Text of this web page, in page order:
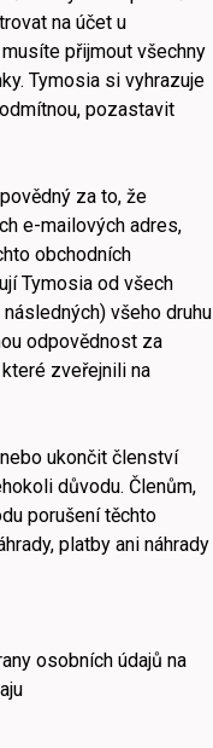
na účet u
přijmout všechny
Tymosia si vyhrazuje
pozastavit
za to, že
e-mailových adres,
obchodních
Tymosia od všech
všeho druhu
odpovědnost za
zveřejnili na
ukončit členství
důvodu. Členům,
porušení těchto
platby ani náhrady
osobních údajů na